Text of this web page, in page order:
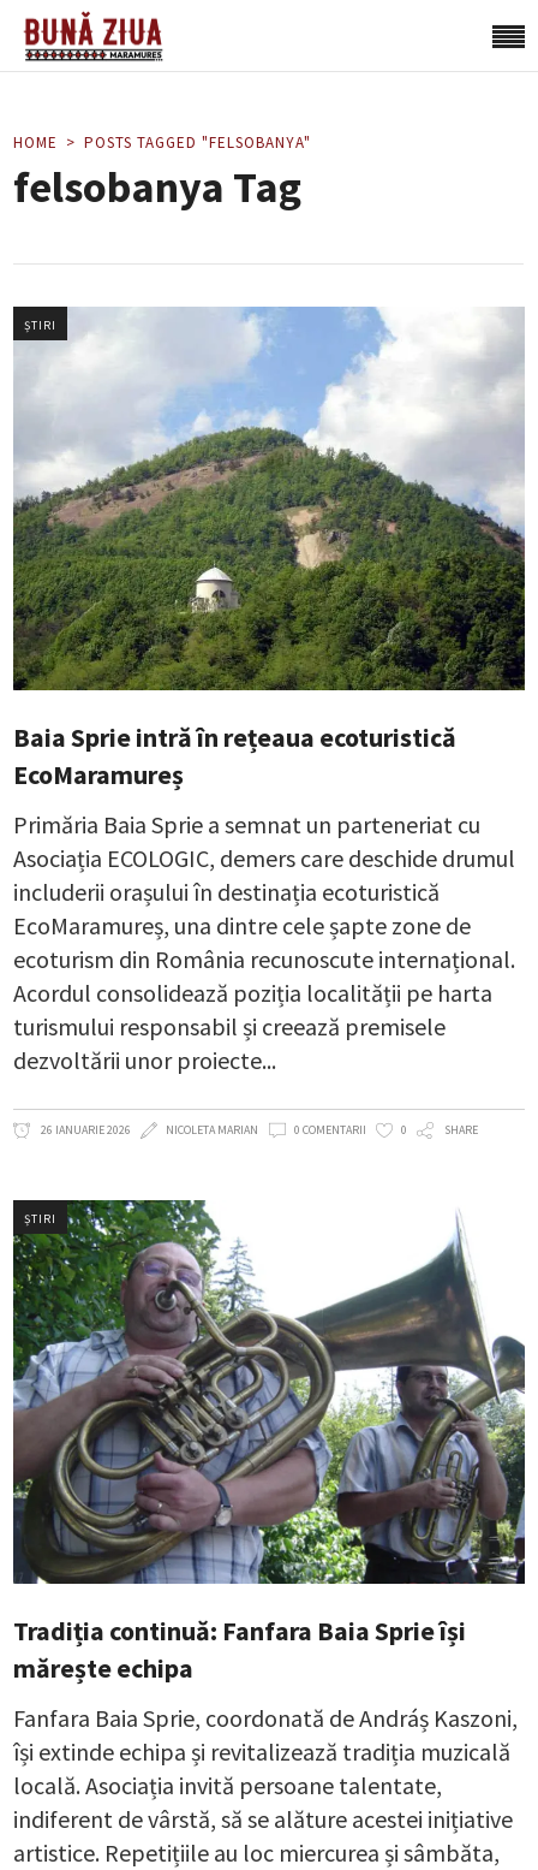
HOME POSTS TAGGED "FELSOBANYA"
felsobanya Tag
ȘTIRI
Baia Sprie intră în rețeaua ecoturistică
EcoMaramureș
Primăria Baia Sprie a semnat un parteneriat cu
Asociația ECOLOGIC, demers care deschide drumul
includerii orașului în destinația ecoturistică
EcoMaramureș, una dintre cele șapte zone de
ecoturism din România recunoscute internațional.
Acordul consolidează poziția localității pe harta
turismului responsabil și creează premisele
dezvoltării unor proiecte
26 IANUARIE 2026 NICOLETA MARIAN 0 COMENTARII 0 SHARE
ȘTIRI
Tradiția continuă: Fanfara Baia Sprie își
mărește echipa
Fanfara Baia Sprie, coordonată de Andráș Kaszoni,
își extinde echipa și revitalizează tradiția muzicală
locală. Asociația invită persoane talentate,
indiferent de vârstă, să se alăture acestei inițiative
artistice. Repetițiile au loc miercurea și sâmbăta,